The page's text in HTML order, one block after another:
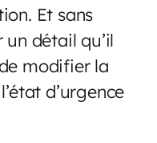
Et sans
détail qu’il
modifier la
d’urgence